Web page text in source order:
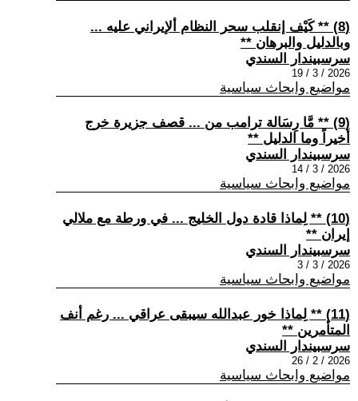
(8) ** كَيْف إنقلب سحر النظام ألإيراني عليه ...
وبالدليل والبرهان **
سرسبيندار السندي
2026 / 3 / 19
مواضيع وابحاث سياسية
(9) ** مَّا رِسَالة ترامب من ... قصف جزيرة خرج
أخيراً وما الدليل **
سرسبيندار السندي
2026 / 3 / 14
مواضيع وابحاث سياسية
(10) ** لِماذا قادة دول الخليج ... في ورطة مع ملالي
إيران **
سرسبيندار السندي
2026 / 3 / 3
مواضيع وابحاث سياسية
(11) ** لِماذا خور عبدالله سيبقى عراقي ... رغم أنف
المتأمرين **
سرسبيندار السندي
2026 / 2 / 26
مواضيع وابحاث سياسية